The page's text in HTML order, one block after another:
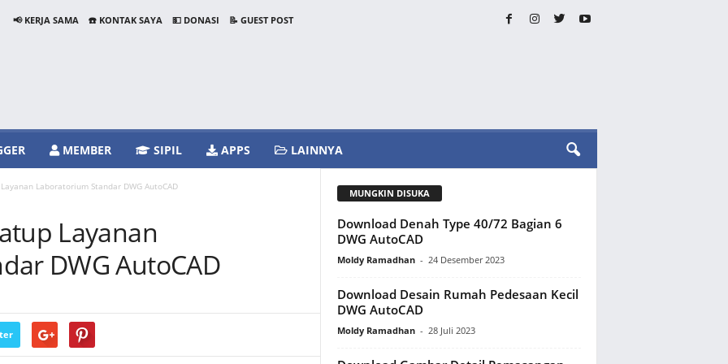
📢 KERJA SAMA ☎️ KONTAK SAYA 💵 DONASI
📝 GUEST POST
MEMBER SIPIL APPS LAINNYA
Laboratorium Standar DWG AutoCAD
Layanan
DWG AutoCAD
MUNGKIN DISUKA
Download Denah Type 40/72 Bagian 6
DWG AutoCAD
Moldy Ramadhan - 24 Desember 2023
Download Desain Rumah Pedesaan Kecil
DWG AutoCAD
Moldy Ramadhan - 28 Juli 2023